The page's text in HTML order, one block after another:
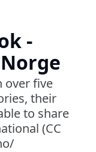
-
over five
their
to share
(CC